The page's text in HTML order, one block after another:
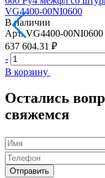
VG4400-00NI0600
В наличии
Арт. VG4400-00NI0600
637 604.31 ₽
-
В корзину
Остались
свяжемся
Отправить